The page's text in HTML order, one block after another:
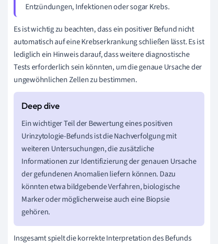
Entzündungen, Infektionen oder sogar Krebs.
Es ist wichtig zu beachten, dass ein positiver Befund nicht
automatisch auf eine Krebserkrankung schließen lässt. Es ist
lediglich ein Hinweis darauf, dass weitere diagnostische
Tests erforderlich sein könnten, um die genaue Ursache der
ungewöhnlichen Zellen zu bestimmen.
Ein wichtiger Teil der Bewertung eines positiven
Urinzytologie-Befunds ist die Nachverfolgung mit
weiteren Untersuchungen, die zusätzliche
Informationen zur Identifizierung der genauen Ursache
der gefundenen Anomalien liefern können. Dazu
könnten etwa bildgebende Verfahren, biologische
Marker oder möglicherweise auch eine Biopsie
gehören.
Insgesamt spielt die korrekte Interpretation des Befunds